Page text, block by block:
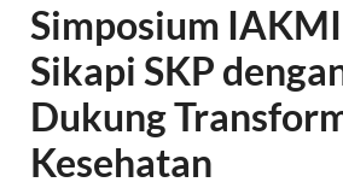
Simposium
Sikapi SKP
Dukung
Kesehatan